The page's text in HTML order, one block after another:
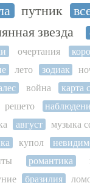
путник
звезда
очертания
лето зодиак
война карта
решето
август музыка
купол
романтика
бразилия